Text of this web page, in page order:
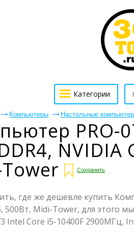
Компьютеры Настольные
PRO-
NVIDIA
Сохранить
где же дешевле купить
500Вт, Midi-Tower, для этого
Intel Core i5-10400F 2900МГц,
Категории